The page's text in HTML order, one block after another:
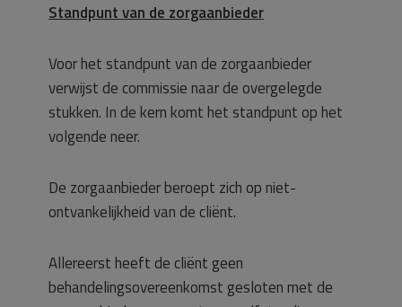
Standpunt van de zorgaanbieder
Voor het standpunt van de zorgaanbieder
verwijst de commissie naar de overgelegde
stukken. In de kern komt het standpunt op het
volgende neer.
De zorgaanbieder beroept zich op niet-
ontvankelijkheid van de cliënt.
Allereerst heeft de cliënt geen
behandelingsovereenkomst gesloten met de